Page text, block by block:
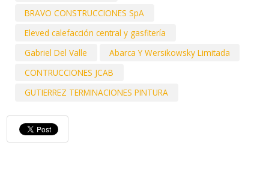
BRAVO CONSTRUCCIONES SpA
Eleved calefacción central y gasfitería
Gabriel Del Valle
Abarca Y Wersikowsky Limitada
CONTRUCCIONES JCAB
GUTIERREZ TERMINACIONES PINTURA